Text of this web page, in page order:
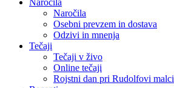
Naročila
Naročila
Osebni prevzem in dostava
Odzivi in mnenja
Tečaji
Tečaji v živo
Online tečaji
Rojstni dan pri Rudolfovi malci